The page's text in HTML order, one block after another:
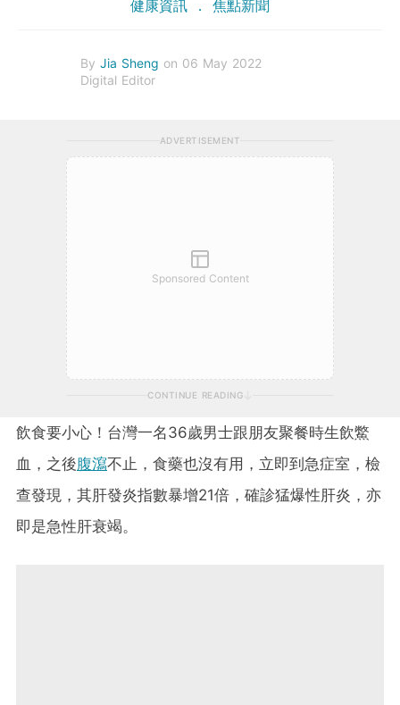
健康資訊 焦點新聞
By Jia Sheng on 06 May 2022
Digital Editor
ADVERTISEMENT
Sponsored Content
CONTINUE READING
飲食要小心！台灣一名36歲男士跟朋友聚餐時生飲鱉
血，之後腹瀉不止，食藥也沒有用，立即到急症室，檢
查發現，其肝發炎指數暴增21倍，確診猛爆性肝炎，亦
即是急性肝衰竭。